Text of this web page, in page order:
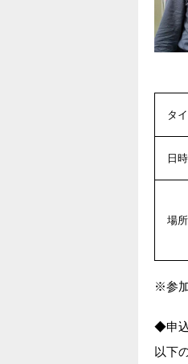
タ
日時
場所
※参
◆申
以下